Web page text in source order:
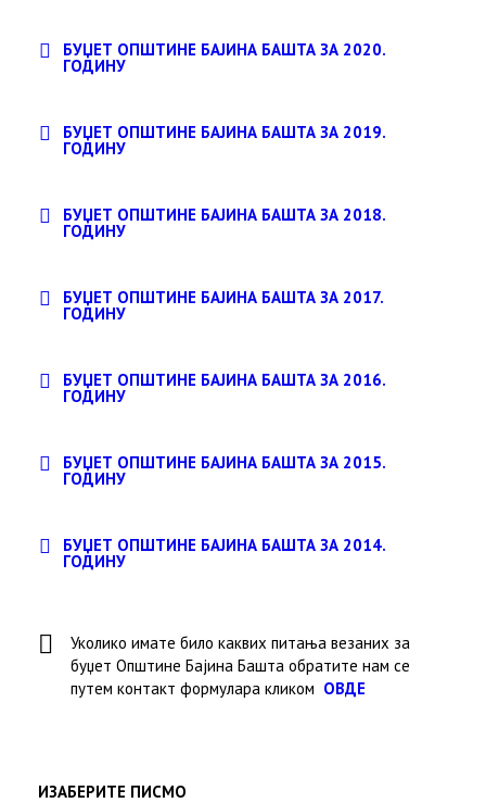
БУЏЕТ ОПШТИНЕ БАЈИНА БАШТА ЗА 2020.
ГОДИНУ
БУЏЕТ ОПШТИНЕ БАЈИНА БАШТА ЗА 2019.
ГОДИНУ
БУЏЕТ ОПШТИНЕ БАЈИНА БАШТА ЗА 2018.
ГОДИНУ
БУЏЕТ ОПШТИНЕ БАЈИНА БАШТА ЗА 2017.
ГОДИНУ
БУЏЕТ ОПШТИНЕ БАЈИНА БАШТА ЗА 2016.
ГОДИНУ
БУЏЕТ ОПШТИНЕ БАЈИНА БАШТА ЗА 2015.
ГОДИНУ
БУЏЕТ ОПШТИНЕ БАЈИНА БАШТА ЗА 2014.
ГОДИНУ
Уколико имате било каквих питања везаних за
буџет Општине Бајина Башта обратите нам се
путем контакт формулара кликом ОВДЕ
ИЗАБЕРИТЕ ПИСМО